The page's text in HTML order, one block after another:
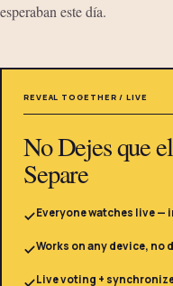
esperaban este día.
REVEAL TOGETHER / LIVE
No Dejes que
Separe
Everyone watches live —
Works on any device, no
Live voting +